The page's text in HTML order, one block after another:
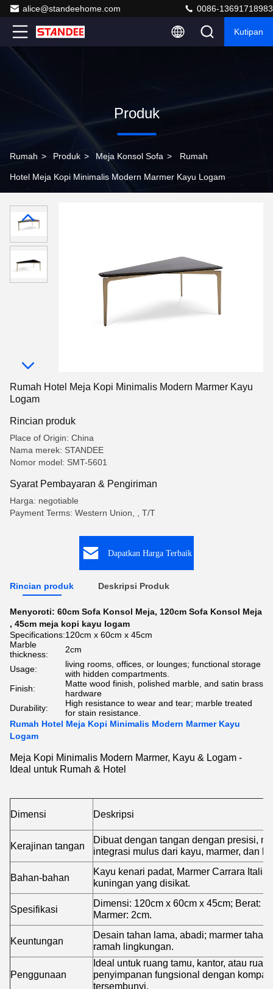
alice@standeehome.com 0086-13691718983
Kutipan
Produk
Rumah > Produk > Meja Konsol Sofa > Rumah
Hotel Meja Kopi Minimalis Modern Marmer Kayu Logam
Rumah Hotel Meja Kopi Minimalis Modern Marmer Kayu
Logam
Rincian produk
Place of Origin: China
Nama merek: STANDEE
Nomor model: SMT-5601
Syarat Pembayaran & Pengiriman
Harga: negotiable
Payment Terms: Western Union, , T/T
Dapatkan Harga Terbaik
Rincian produk Deskripsi Produk
Menyoroti: 60cm Sofa Konsol Meja, 120cm Sofa Konsol Meja
, 45cm meja kopi kayu logam
Specifications:120cm x 60cm x 45cm
Marble
thickness:
2cm
Usage:
living rooms, offices, or lounges; functional storage
with hidden compartments.
Finish:
Matte wood finish, polished marble, and satin brass
hardware
Durability:
High resistance to wear and tear; marble treated
for stain resistance.
Rumah Hotel Meja Kopi Minimalis Modern Marmer Kayu
Logam
Meja Kopi Minimalis Modern Marmer, Kayu & Logam -
Ideal untuk Rumah & Hotel
Dimensi Deskripsi
Kerajinan tangan
Dibuat dengan tangan dengan presisi,
integrasi mulus dari kayu, marmer, dan
Bahan-bahan
Kayu kenari padat, Marmer Carrara
kuningan yang disikat.
Spesifikasi
Dimensi: 120cm x 60cm x 45cm; Berat:
Marmer: 2cm.
Keuntungan
Desain tahan lama, abadi; marmer tahan
ramah lingkungan.
Penggunaan
Ideal untuk ruang tamu, kantor, atau
penyimpanan fungsional dengan
tersembunyi.